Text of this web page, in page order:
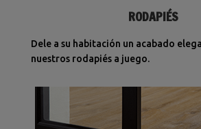
RODAPIÉS
Dele a su habitación un acabado
nuestros rodapiés a juego.